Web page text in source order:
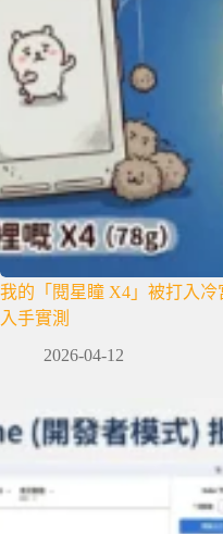
我的「閱星瞳 X4」被打入冷
入手實測
2026-04-12